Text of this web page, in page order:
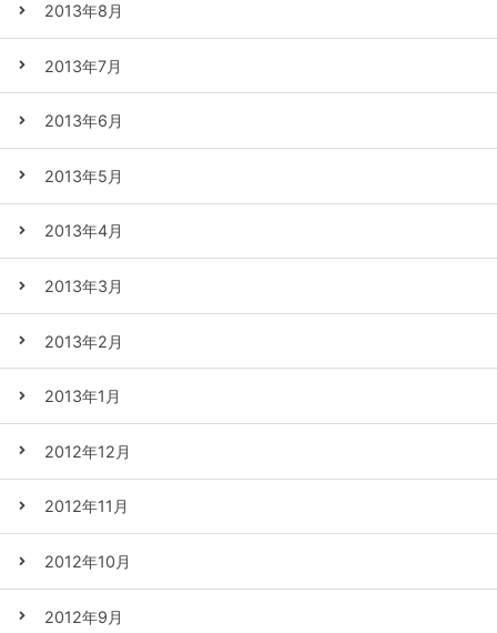
2013年8月
2013年7月
2013年6月
2013年5月
2013年4月
2013年3月
2013年2月
2013年1月
2012年12月
2012年11月
2012年10月
2012年9月